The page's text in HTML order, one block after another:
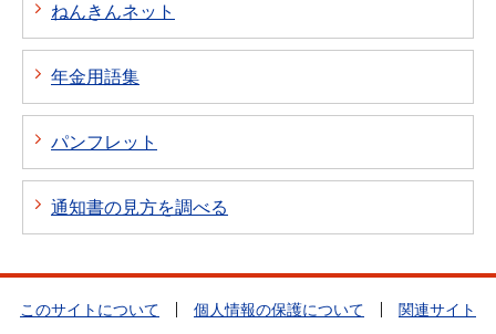
ねんきんネット
年金用語集
パンフレット
通知書の見方を調べる
このサイトについて 個人情報の保護について 関連サイト